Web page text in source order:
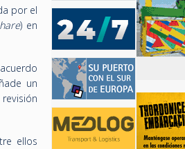
por el
) en
un
ellos